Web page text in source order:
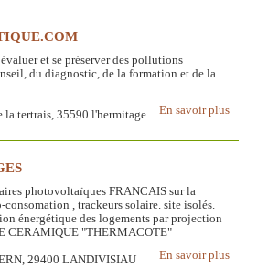
et se préserver des pollutions
du diagnostic, de la formation et de la
En savoir plus
la tertrais, 35590 l'hermitage
photovoltaïques FRANCAIS sur la
consomation , trackeurs solaire. site isolés.
énergétique des logements par projection
CERAMIQUE "THERMACOTE"
En savoir plus
29400 LANDIVISIAU